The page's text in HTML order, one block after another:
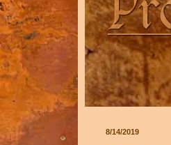
8/14/2019